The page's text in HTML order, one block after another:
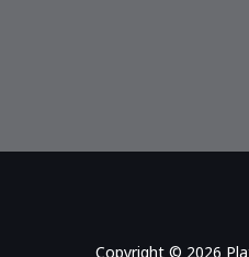
Copyright © 2026